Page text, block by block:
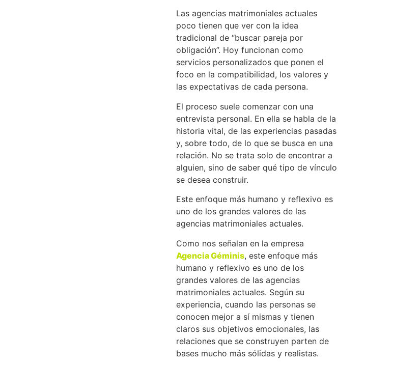
Las agencias matrimoniales actuales
poco tienen que ver con la idea
tradicional de “buscar pareja por
obligación”. Hoy funcionan como
servicios personalizados que ponen el
foco en la compatibilidad, los valores y
las expectativas de cada persona.
El proceso suele comenzar con una
entrevista personal. En ella se habla de la
historia vital, de las experiencias pasadas
y, sobre todo, de lo que se busca en una
relación. No se trata solo de encontrar a
alguien, sino de saber qué tipo de vínculo
se desea construir.
Este enfoque más humano y reflexivo es
uno de los grandes valores de las
agencias matrimoniales actuales.
Como nos señalan en la empresa
Agencia Géminis, este enfoque más
humano y reflexivo es uno de los
grandes valores de las agencias
matrimoniales actuales. Según su
experiencia, cuando las personas se
conocen mejor a sí mismas y tienen
claros sus objetivos emocionales, las
relaciones que se construyen parten de
bases mucho más sólidas y realistas.